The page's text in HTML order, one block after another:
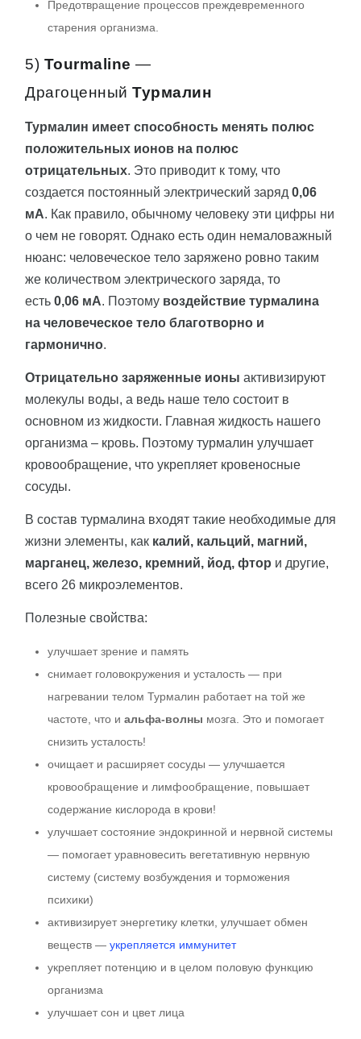
Предотвращение процессов преждевременного
старения организма.
5) Tourmaline —
Драгоценный Турмалин
Турмалин имеет способность менять полюс
положительных ионов на полюс
отрицательных. Это приводит к тому, что
создается постоянный электрический заряд 0,06
мА. Как правило, обычному человеку эти цифры ни
о чем не говорят. Однако есть один немаловажный
нюанс: человеческое тело заряжено ровно таким
же количеством электрического заряда, то
есть 0,06 мА. Поэтому воздействие турмалина
на человеческое тело благотворно и
гармонично.
Отрицательно заряженные ионы активизируют
молекулы воды, а ведь наше тело состоит в
основном из жидкости. Главная жидкость нашего
организма – кровь. Поэтому турмалин улучшает
кровообращение, что укрепляет кровеносные
сосуды.
В состав турмалина входят такие необходимые для
жизни элементы, как калий, кальций, магний,
марганец, железо, кремний, йод, фтор и другие,
всего 26 микроэлементов.
Полезные свойства:
улучшает зрение и память
снимает головокружения и усталость — при
нагревании телом Турмалин работает на той же
частоте, что и альфа-волны мозга. Это и помогает
снизить усталость!
очищает и расширяет сосуды — улучшается
кровообращение и лимфообращение, повышает
содержание кислорода в крови!
улучшает состояние эндокринной и нервной системы
— помогает уравновесить вегетативную нервную
систему (систему возбуждения и торможения
психики)
активизирует энергетику клетки, улучшает обмен
веществ — укрепляется иммунитет
укрепляет потенцию и в целом половую функцию
организма
улучшает сон и цвет лица